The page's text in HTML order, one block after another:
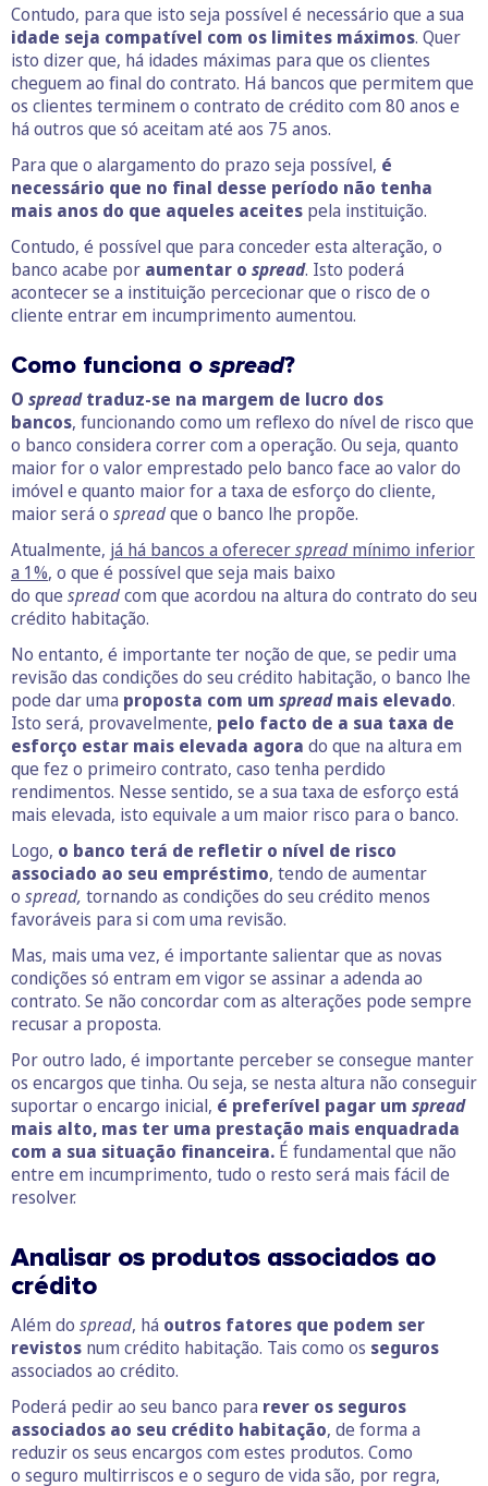
Contudo, para que isto seja possível é necessário que a sua
idade seja compatível com os limites máximos. Quer
isto dizer que, há idades máximas para que os clientes
cheguem ao final do contrato. Há bancos que permitem que
os clientes terminem o contrato de crédito com 80 anos e
há outros que só aceitam até aos 75 anos.
Para que o alargamento do prazo seja possível, é
necessário que no final desse período não tenha
mais anos do que aqueles aceites pela instituição.
Contudo, é possível que para conceder esta alteração, o
banco acabe por aumentar o spread. Isto poderá
acontecer se a instituição percecionar que o risco de o
cliente entrar em incumprimento aumentou.
Como funciona ospread?
O spreadtraduz-se na margem de lucro dos
bancos, funcionando como um reflexo do nível de risco que
o banco considera correr com a operação. Ou seja, quanto
maior for o valor emprestado pelo banco face ao valor do
imóvel e quanto maior for a taxa de esforço do cliente,
maior será o spreadque o banco lhe propõe.
Atualmente, já há bancos a oferecerspread mínimo inferior
a 1%, o que é possível que seja mais baixo
do que spreadcom que acordou na altura do contrato do seu
crédito habitação.
No entanto, é importante ter noção de que, se pedir uma
revisão das condições do seu crédito habitação, o banco lhe
pode dar uma proposta com um spreadmais elevado.
Isto será, provavelmente, pelo facto de a sua taxa de
esforço estar mais elevada agora do que na altura em
que fez o primeiro contrato, caso tenha perdido
rendimentos. Nesse sentido, se a sua taxa de esforço está
mais elevada, isto equivale a um maior risco para o banco.
Logo, o banco terá de refletir o nível de risco
associado ao seu empréstimo, tendo de aumentar
o spread, tornando as condições do seu crédito menos
favoráveis para si com uma revisão.
Mas, mais uma vez, é importante salientar que as novas
condições só entram em vigor se assinar a adenda ao
contrato. Se não concordar com as alterações pode sempre
recusar a proposta.
Por outro lado, é importante perceber se consegue manter
os encargos que tinha. Ou seja, se nesta altura não conseguir
suportar o encargo inicial, é preferível pagar um spread
mais alto, mas ter uma prestação mais enquadrada
com a sua situação financeira. É fundamental que não
entre em incumprimento, tudo o resto será mais fácil de
resolver.
Analisar os produtos associados ao
crédito
Além do spread, há outros fatores que podem ser
revistos num crédito habitação. Tais como os seguros
associados ao crédito.
Poderá pedir ao seu banco para rever os seguros
associados ao seu crédito habitação, de forma a
reduzir os seus encargos com estes produtos. Como
o seguro multirriscos e o seguro de vida são, por regra,